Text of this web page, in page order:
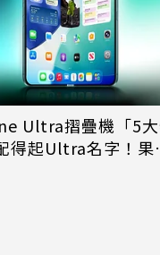
Ultra摺疊機「5
得起Ultra名字！果